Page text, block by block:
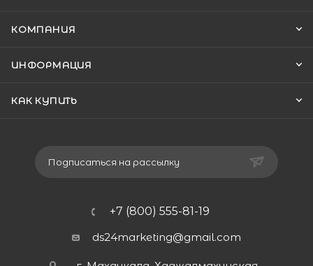
КОМПАНИЯ
ИНФОРМАЦИЯ
КАК КУПИТЬ
Подписаться на рассылку
+7 (800) 555-81-19
ds24marketing@gmail.com